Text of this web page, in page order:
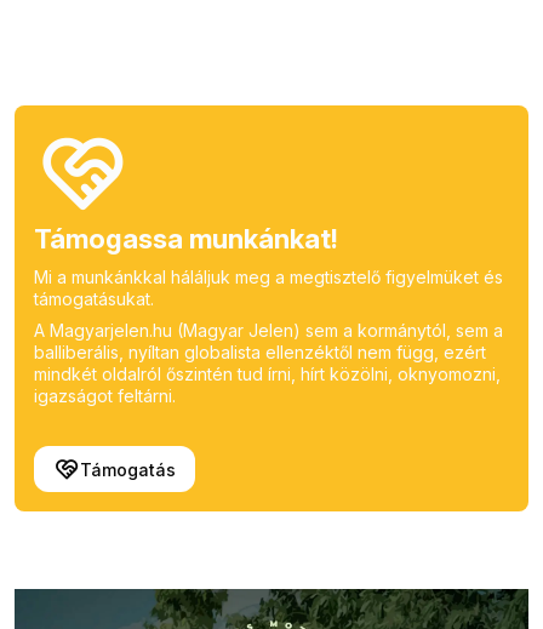
Támogassa munkánkat!
Mi a munkánkkal háláljuk meg a megtisztelő figyelmüket és
támogatásukat.
A Magyarjelen.hu (Magyar Jelen) sem a kormánytól, sem a
balliberális, nyíltan globalista ellenzéktől nem függ, ezért
mindkét oldalról őszintén tud írni, hírt közölni, oknyomozni,
igazságot feltárni.
Támogatás